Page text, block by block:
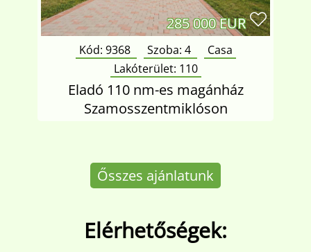
285 000 EUR
Kód: 9368 Szoba: 4
Casa
Lakóterület: 110
Eladó 110 nm-es magánház
Szamosszentmiklóson
Ősszes ajánlatunk
Elérhetőségek: